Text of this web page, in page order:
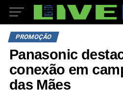
PROMOÇÃO
Panasonic
conexão em
das Mães